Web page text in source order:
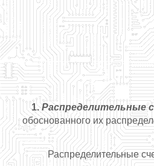
1. Распределительные
обоснованного их
Распределительные